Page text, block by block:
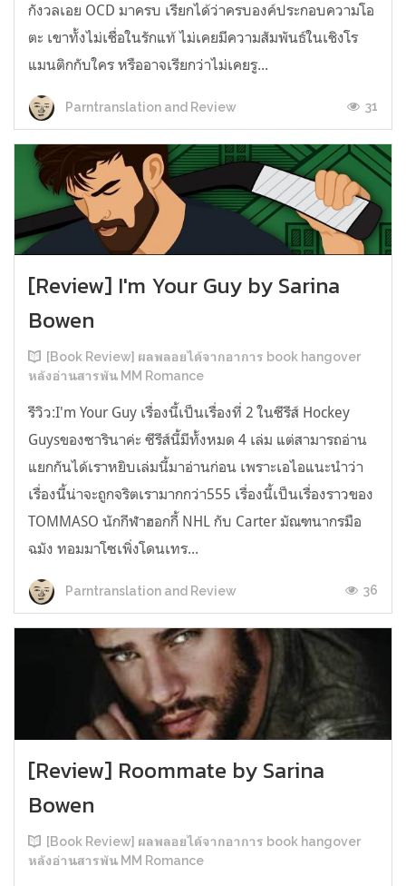
กังวลเอย OCD มาครบ เรียกได้ว่าครบองค์ประกอบความโอ
ตะ เขาทั้งไม่เชื่อในรักแท้ ไม่เคยมีความสัมพันธ์ในเชิงโร
แมนติกกับใคร หรืออาจเรียกว่าไม่เคยรู...
Parntranslation and Review 31
[Review] I'm Your Guy by Sarina
Bowen
[Book Review] ผลพลอยได้จากอาการ book hangover
หลังอ่านสารพัน MM Romance
รีวิว:I'm Your Guy เรื่องนี้เป็นเรื่องที่ 2 ในซีรีส์ Hockey
Guysของซารินาค่ะ ซีรีส์นี้มีทั้งหมด 4 เล่ม แต่สามารถอ่าน
แยกกันได้เราหยิบเล่มนี้มาอ่านก่อน เพราะเอไอแนะนำว่า
เรื่องนี้น่าจะถูกจริตเรามากกว่า555 เรื่องนี้เป็นเรื่องราวของ
TOMMASO นักกีฬาฮอกกี้ NHL กับ Carter มัณฑนากรมือ
ฉมัง ทอมมาโซเพิ่งโดนเทร...
Parntranslation and Review 36
[Review] Roommate by Sarina
Bowen
[Book Review] ผลพลอยได้จากอาการ book hangover
หลังอ่านสารพัน MM Romance